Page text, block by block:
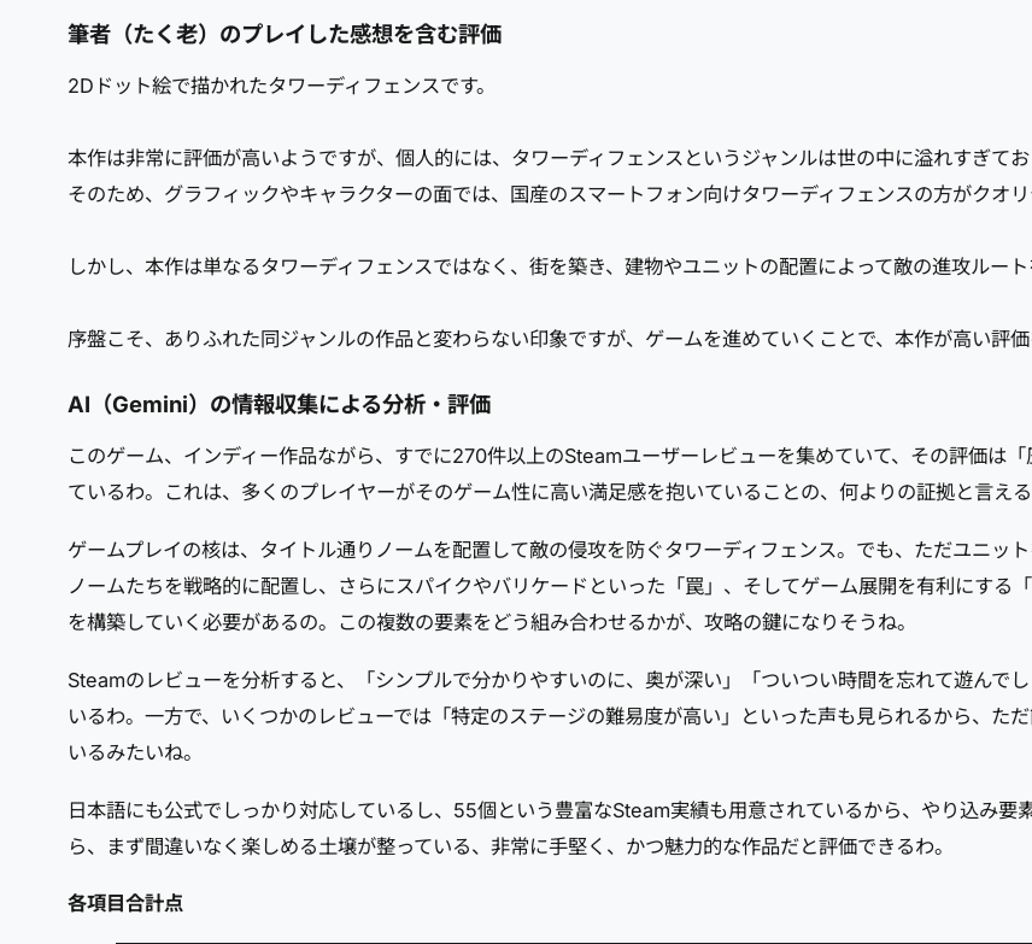
筆者（たく老）のプレイした感想を含む評価
2Dドット絵で描かれたタワーディフェンスです。
本作は非常に評価が高いようですが、個人的には、タワーディフェンスというジャンルは世の中に溢れすぎて
そのため、グラフィックやキャラクターの面では、国産のスマートフォン向けタワーディフェンスの方がクオ
しかし、本作は単なるタワーディフェンスではなく、街を築き、建物やユニットの配置によって敵の進攻ルー
序盤こそ、ありふれた同ジャンルの作品と変わらない印象ですが、ゲームを進めていくことで、本作が高い評
AI（Gemini）の情報収集による分析・評価
このゲーム、インディー作品ながら、すでに270件以上のSteamユーザーレビューを集めていて、その評価は
ているわ。これは、多くのプレイヤーがそのゲーム性に高い満足感を抱いていることの、何よりの証拠と言える
ゲームプレイの核は、タイトル通りノームを配置して敵の侵攻を防ぐタワーディフェンス。でも、ただユニッ
ノームたちを戦略的に配置し、さらにスパイクやバリケードといった「罠」、そしてゲーム展開を有利にする
を構築していく必要があるの。この複数の要素をどう組み合わせるかが、攻略の鍵になりそうね。
Steamのレビューを分析すると、「シンプルで分かりやすいのに、奥が深い」「ついつい時間を忘れて遊んで
いるわ。一方で、いくつかのレビューでは「特定のステージの難易度が高い」といった声も見られるから、た
いるみたいね。
日本語にも公式でしっかり対応しているし、55個という豊富なSteam実績も用意されているから、やり込み要
ら、まず間違いなく楽しめる土壌が整っている、非常に手堅く、かつ魅力的な作品だと評価できるわ。
各項目合計点